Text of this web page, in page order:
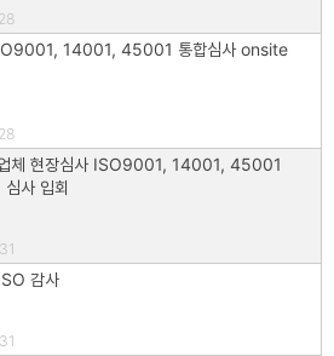
14001, 45001 통합심사 onsite
체 현장심사 ISO9001, 14001, 45001
심사 입회
감사